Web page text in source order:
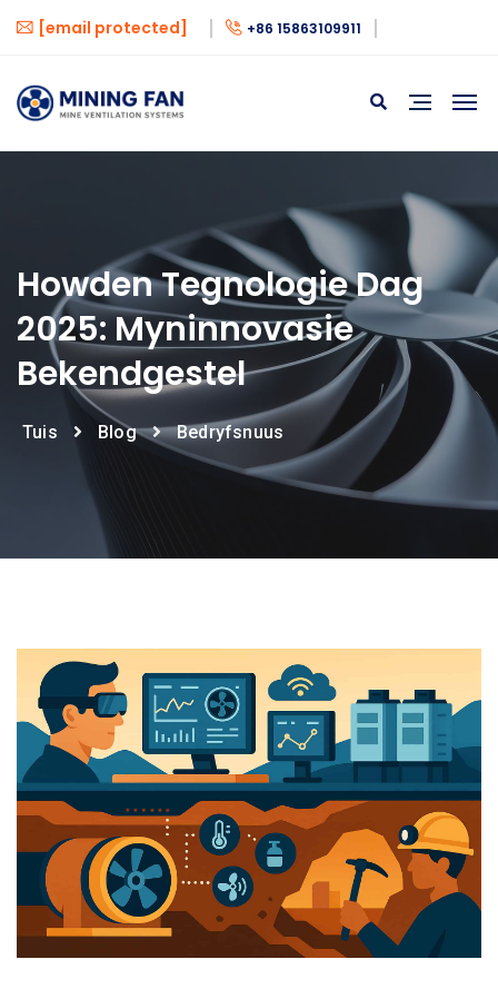
[email protected] +86 15863109911
Howden Tegnologie Dag
2025: Myninnovasie
Bekendgestel
Tuis Blog Bedryfsnuus